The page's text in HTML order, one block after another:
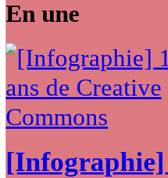
En une
[Infographie]